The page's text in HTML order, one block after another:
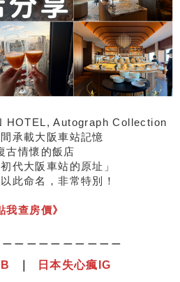
HOTEL, Autograph Collection
承載大阪車站記憶
古情懷的飯店
代大阪車站的原址」
此命名，非常特別！
我查房價》
B 日本失心瘋IG